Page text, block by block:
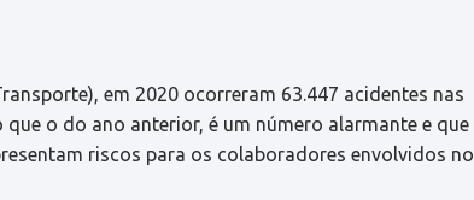
em 2020 ocorreram 63.447 acidentes nas
o do ano anterior, é um número alarmante e que
riscos para os colaboradores envolvidos no